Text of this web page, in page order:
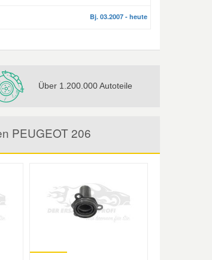
Bj. 03.2007 - heute
Über 1.200.000 Autoteile
PEUGEOT 206